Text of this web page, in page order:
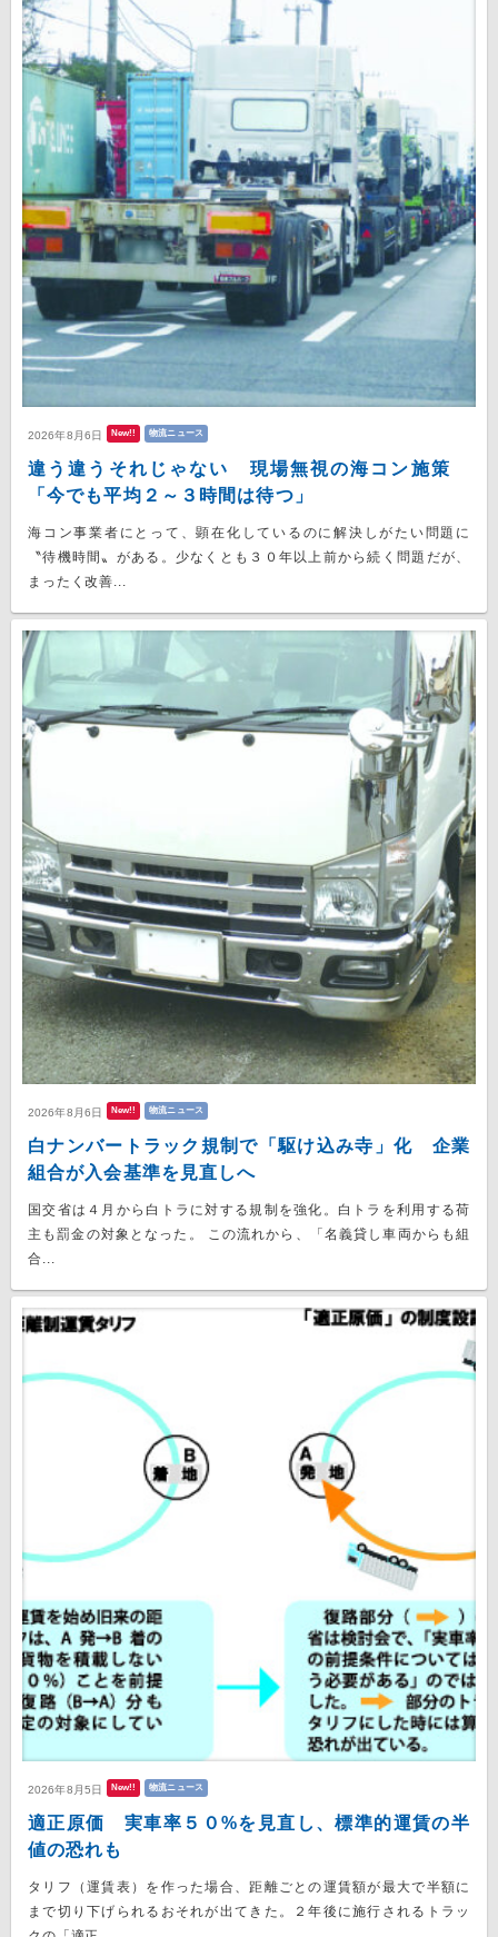
2026年8月6日 New!! 物流ニュース
違う違うそれじゃない 現場無視の海コン施策
「今でも平均２～３時間は待つ」
海コン事業者にとって、顕在化しているのに解決しがたい問題に
〝待機時間〟がある。少なくとも３０年以上前から続く問題だが、
まったく改善...
2026年8月6日 New!! 物流ニュース
白ナンバートラック規制で「駆け込み寺」化 企業
組合が入会基準を見直しへ
国交省は４月から白トラに対する規制を強化。白トラを利用する荷
主も罰金の対象となった。 この流れから、「名義貸し車両からも組
合...
2026年8月5日 New!! 物流ニュース
適正原価 実車率５０%を見直し、標準的運賃の半
値の恐れも
タリフ（運賃表）を作った場合、距離ごとの運賃額が最大で半額に
まで切り下げられるおそれが出てきた。２年後に施行されるトラッ